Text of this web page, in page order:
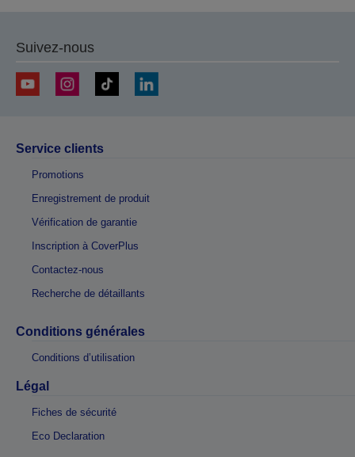
Suivez-nous
Service clients
Promotions
Enregistrement de produit
Vérification de garantie
Inscription à CoverPlus
Contactez-nous
Recherche de détaillants
Conditions générales
Conditions d’utilisation
Légal
Fiches de sécurité
Eco Declaration